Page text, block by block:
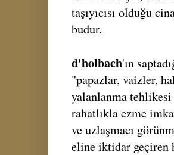
taşıyıcısı olduğu
budur.
d'holbach'ın
"papazlar, vaizler,
yalanlanma tehlikesi
rahatlıkla ezme
ve uzlaşmacı
eline iktidar geçiren